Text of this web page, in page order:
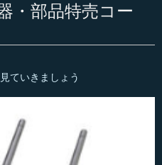
・部品特売コー
ていきましょう